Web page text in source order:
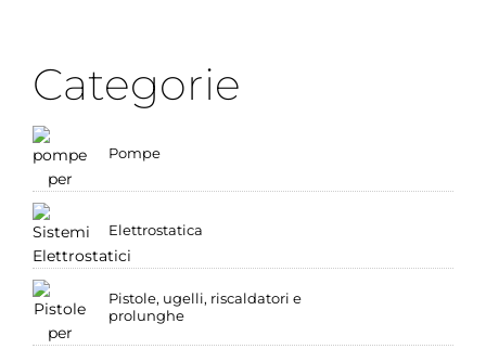
Categorie
Pompe
Elettrostatica
Pistole, ugelli, riscaldatori e
prolunghe